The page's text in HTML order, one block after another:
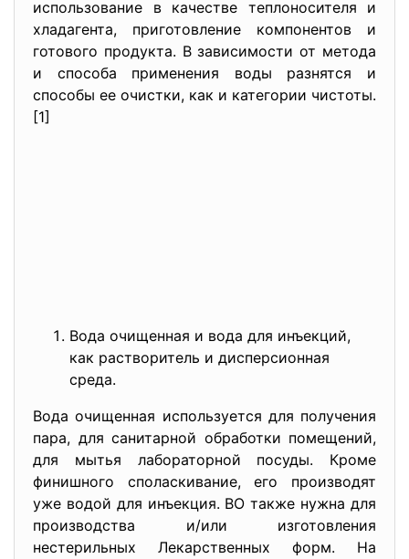
использование в качестве теплоносителя и
хладагента, приготовление компонентов и
готового продукта. В зависимости от метода
и способа применения воды разнятся и
способы ее очистки, как и категории чистоты.
[1]
Вода очищенная и вода для инъекций,
как растворитель и дисперсионная
среда.
Вода очищенная используется для получения
пара, для санитарной обработки помещений,
для мытья лабораторной посуды. Кроме
финишного споласкивание, его производят
уже водой для инъекция. ВО также нужна для
производства и/или изготовления
нестерильных Лекарственных форм. На